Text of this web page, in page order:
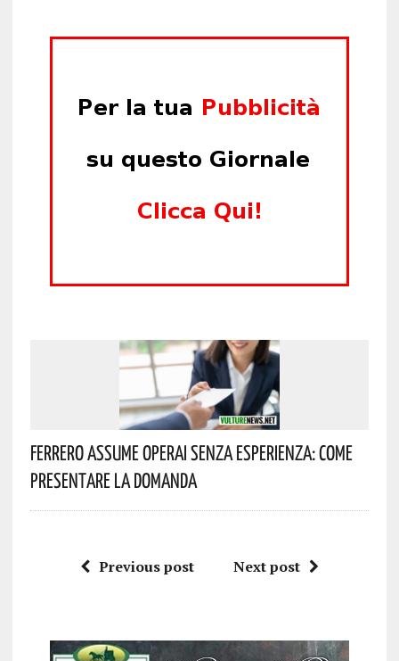
Ferrero Assume Operai Senza Esperienza: Come
Presentare La Domanda
Previous post Next post